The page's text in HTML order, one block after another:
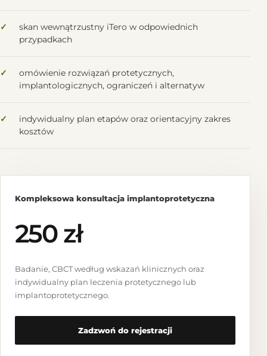
skan wewnątrzustny iTero w odpowiednich
przypadkach
omówienie rozwiązań protetycznych,
implantologicznych, ograniczeń i alternatyw
indywidualny plan etapów oraz orientacyjny zakres
kosztów
Kompleksowa konsultacja implantoprotetyczna
250 zł
Badanie, CBCT według wskazań klinicznych oraz
indywidualny plan leczenia protetycznego lub
implantoprotetycznego.
Zadzwoń do rejestracji